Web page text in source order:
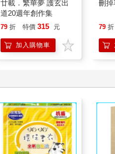
廿載．繁華夢 護玄出
道20週年創作集
79 折 特價 315 元
加入購物車
刪
79 折